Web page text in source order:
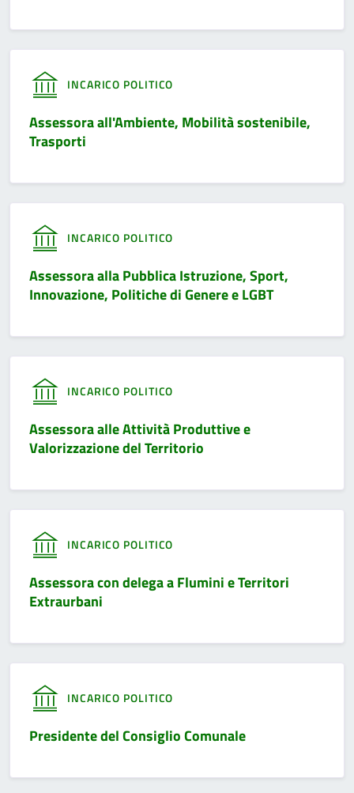
INCARICO POLITICO
Assessora all'Ambiente, Mobilità sostenibile,
Trasporti
INCARICO POLITICO
Assessora alla Pubblica Istruzione, Sport,
Innovazione, Politiche di Genere e LGBT
INCARICO POLITICO
Assessora alle Attività Produttive e
Valorizzazione del Territorio
INCARICO POLITICO
Assessora con delega a Flumini e Territori
Extraurbani
INCARICO POLITICO
Presidente del Consiglio Comunale